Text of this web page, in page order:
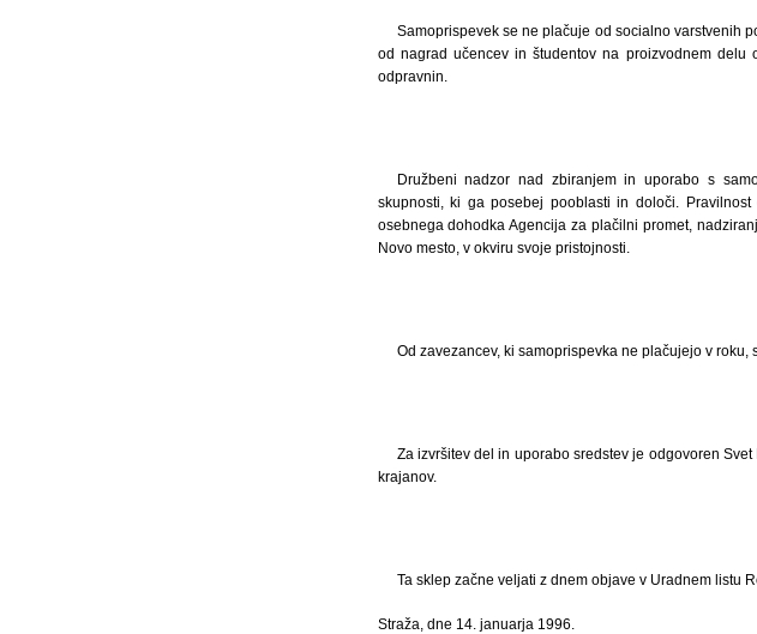
Samoprispevek se ne plačuje od socialno varstvenih
od nagrad učencev in študentov na proizvodnem
odpravnin.
Družbeni nadzor nad zbiranjem in uporabo s
skupnosti, ki ga posebej pooblasti in določi.
osebnega dohodka Agencija za plačilni promet,
Novo mesto, v okviru svoje pristojnosti.
Od zavezancev, ki samoprispevka ne plačujejo v
Za izvršitev del in uporabo sredstev je odgovoren
krajanov.
Ta sklep začne veljati z dnem objave v Uradnem listu
Straža, dne 14. januarja 1996.